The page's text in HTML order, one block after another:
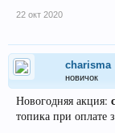
22 окт 2020
charisma
новичок
Новогодняя акция:
топика при оплате